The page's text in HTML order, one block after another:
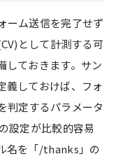
ーム送信を完了せず
として計測する可
しておきます。サン
義しておけば、フォ
判定するパラメータ
設定が比較的容易
名を「/thanks」の